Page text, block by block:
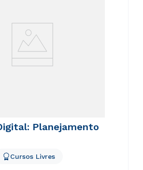
Planejamento
Cursos Livres